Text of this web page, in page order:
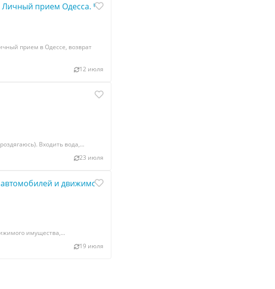
прием Одесса. Чёрная магия Одесса. Наведение порч
прием в Одессе, возврат
12 июля
Входить вода,...
23 июля
и движимого имущества.
имущества,...
19 июля